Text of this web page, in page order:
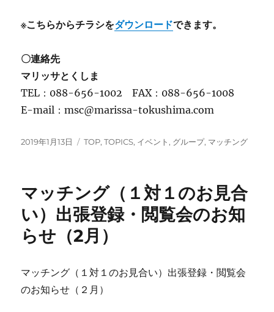
※こちらからチラシをダウンロードできます。
〇連絡先
マリッサとくしま
TEL：088-656-1002 FAX：088-656-1008
E-mail：msc@marissa-tokushima.com
投
2019年1月13日
カ
ー
TOP,TOPICS, イベント, グループ, マッチング
マッチング（１対１のお見合
い）出張登録・閲覧会のお知
らせ（2月）
マッチング（１対１のお見合い）出張登録・閲覧会
のお知らせ（２月）